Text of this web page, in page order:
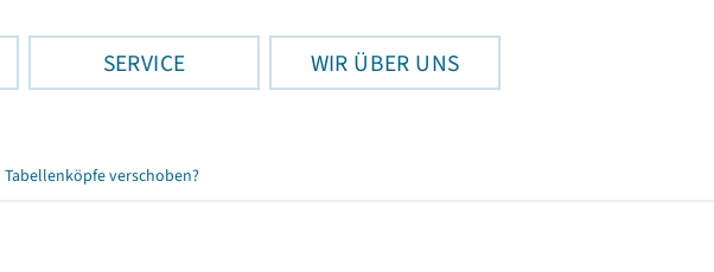
SERVICE WIR ÜBER UNS
Tabellenköpfe verschoben?